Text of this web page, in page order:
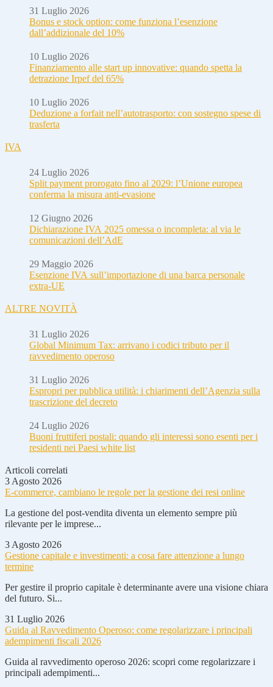
31 Luglio 2026
Bonus e stock option: come funziona l’esenzione
dall’addizionale del 10%
10 Luglio 2026
Finanziamento alle start up innovative: quando spetta la
detrazione Irpef del 65%
10 Luglio 2026
Deduzione a forfait nell’autotrasporto: con sostegno spese di
trasferta
IVA
24 Luglio 2026
Split payment prorogato fino al 2029: l’Unione europea
conferma la misura anti-evasione
12 Giugno 2026
Dichiarazione IVA 2025 omessa o incompleta: al via le
comunicazioni dell’AdE
29 Maggio 2026
Esenzione IVA sull’importazione di una barca personale
extra-UE
ALTRE NOVITÀ
31 Luglio 2026
Global Minimum Tax: arrivano i codici tributo per il
ravvedimento operoso
31 Luglio 2026
Espropri per pubblica utilità: i chiarimenti dell’Agenzia sulla
trascrizione del decreto
24 Luglio 2026
Buoni fruttiferi postali: quando gli interessi sono esenti per i
residenti nei Paesi white list
Articoli correlati
3 Agosto 2026
E-commerce, cambiano le regole per la gestione dei resi online
La gestione del post-vendita diventa un elemento sempre più
rilevante per le imprese...
3 Agosto 2026
Gestione capitale e investimenti: a cosa fare attenzione a lungo
termine
Per gestire il proprio capitale è determinante avere una visione chiara
del futuro. Si...
31 Luglio 2026
Guida al Ravvedimento Operoso: come regolarizzare i principali
adempimenti fiscali 2026
Guida al ravvedimento operoso 2026: scopri come regolarizzare i
principali adempimenti...